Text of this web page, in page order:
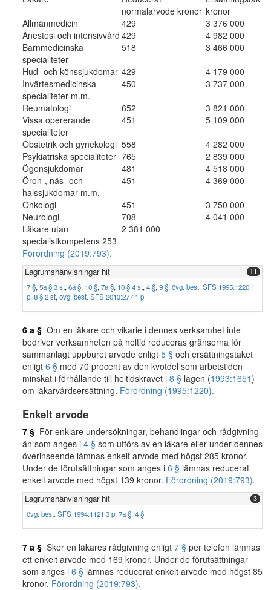
normalarvode kronor kronor
Allmänmedicin
429
3 376 000
Anestesi och intensivvård 429
4 982 000
Barnmedicinska
specialiteter
518
3 466 000
Hud- och könssjukdomar 429
4 179 000
Invärtesmedicinska
specialiteter m.m.
450
3 737 000
Reumatologi
652
3 821 000
Vissa opererande
specialiteter
451
5 109 000
Obstetrik och gynekologi 558
4 282 000
Psykiatriska specialiteter 765
2 839 000
Ögonsjukdomar
481
4 518 000
Öron-, näs- och
halssjukdomar m.m.
451
4 369 000
Onkologi
451
3 750 000
Neurologi
708
4 041 000
Läkare utan
specialistkompetens 253
2 381 000
Förordning (2019:793).
Lagrumshänvisningar hit 11
7 §, 5a § 3 st, 6a §, 10 §, 7a §, 10 § 4 st, 4 §, 9 §, övg. best. SFS 1995:1220 1
p, 8 § 2 st, övg. best. SFS 2013:277 1 p
6 a § Om en läkare och vikarie i dennes verksamhet inte
bedriver verksamheten på heltid reduceras gränserna för
sammanlagt uppburet arvode enligt 5 § och ersättningstaket
enligt 6 § med 70 procent av den kvotdel som arbetstiden
minskat i förhållande till heltidskravet i 8 § lagen (1993:1651)
om läkarvårdsersättning. Förordning (1995:1220).
Enkelt arvode
7 § För enklare undersökningar, behandlingar och rådgivning
än som anges i 4 § som utförs av en läkare eller under dennes
överinseende lämnas enkelt arvode med högst 285 kronor.
Under de förutsättningar som anges i 6 § lämnas reducerat
enkelt arvode med högst 139 kronor. Förordning (2019:793).
Lagrumshänvisningar hit 3
övg. best. SFS 1994:1121 3 p, 7a §, 4 §
7 a § Sker en läkares rådgivning enligt 7 § per telefon lämnas
ett enkelt arvode med 169 kronor. Under de förutsättningar
som anges i 6 § lämnas reducerat enkelt arvode med högst 85
kronor. Förordning (2019:793).